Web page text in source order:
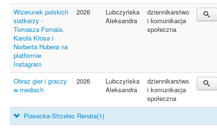
Wizerunek polskich
siatkarzy -
Tomasza Fornala,
Karola Kłosa i
Norberta Hubera na
platformie
Instagram
2026
Lubczyńska
Aleksandra
dziennikarstwo
i komunikacja
społeczna
Obraz gier i graczy
w mediach
2026
Lubczyńska
Aleksandra
dziennikarstwo
i komunikacja
społeczna
Piasecka-Strzelec Renata(1)